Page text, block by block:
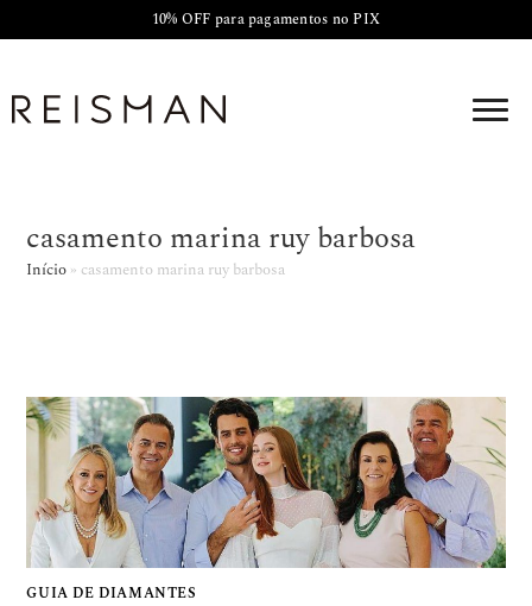
10% OFF para pagamentos no PIX
casamento marina ruy barbosa
Início » casamento marina ruy barbosa
GUIA DE DIAMANTES